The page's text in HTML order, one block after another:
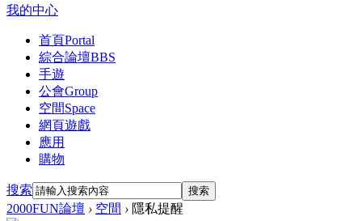
我的中心
首頁Portal
綜合論壇BBS
手遊
公會Group
空間Space
網頁遊戲
應用
購物
搜索 搜索
2000FUN論壇 › 空間 › 隱私提醒